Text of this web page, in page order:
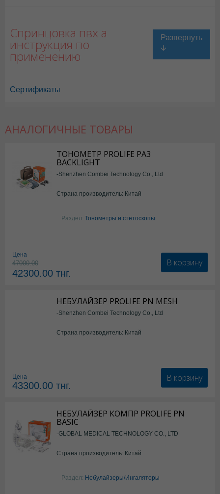
Спринцовка пвх а
инструкция по
применению
Сертификаты
АНАЛОГИЧНЫЕ ТОВАРЫ
ТОНОМЕТР PROLIFE PA3
BACKLIGHT
-Shenzhen Combei Technology Co., Ltd
Страна производитель: Китай
Раздел: Тонометры и стетоскопы
Цена
47000.00
42300.00 тнг.
В корзину
НЕБУЛАЙЗЕР PROLIFE PN MESH
-Shenzhen Combei Technology Co., Ltd
Страна производитель: Китай
Цена
43300.00 тнг.
В корзину
НЕБУЛАЙЗЕР КОМПР PROLIFE PN
BASIC
-GLOBAL MEDICAL TECHNOLOGY CO., LTD
Страна производитель: Китай
Раздел: Небулайзеры/Ингаляторы